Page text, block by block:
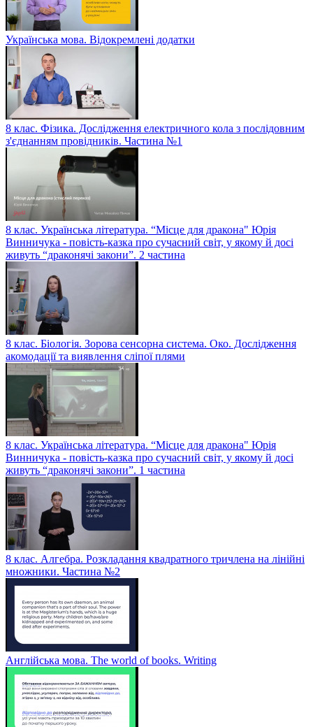
Українська мова. Відокремлені додатки
8 клас. Фізика. Дослідження електричного кола з послідовним
з'єднанням провідників. Частина №1
8 клас. Українська література. “Місце для дракона" Юрія
Винничука - повість-казка про сучасний світ, у якому й досі
живуть “драконячі закони”. 2 частина
8 клас. Біологія. Зорова сенсорна система. Око. Дослідження
акомодації та виявлення сліпої плями
8 клас. Українська література. “Місце для дракона" Юрія
Винничука - повість-казка про сучасний світ, у якому й досі
живуть “драконячі закони”. 1 частина
8 клас. Алгебра. Розкладання квадратного тричлена на лінійні
множники. Частина №2
Англійська мова. The world of books. Writing